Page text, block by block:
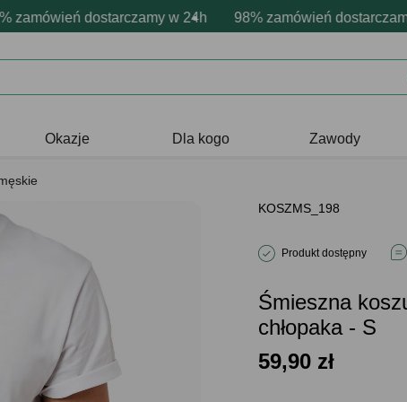
dostarczamy w 24h 98% zamówień dostarczamy w
produktów Profesjonalna i darmowa
emocje - zawsze udane prezenty Prezentujemy
Okazje Dla kogo Zawody
KOSZMS_198
Produkt dostępny
Śmieszna
chłopaka - S
59,90 zł